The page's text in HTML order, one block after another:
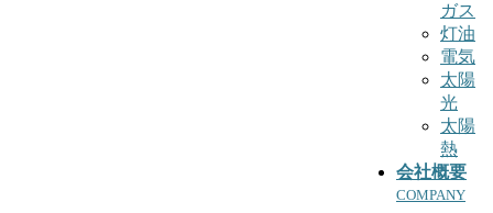
ガス
灯油
電気
太陽
光
太陽
熱
会社概要
COMPANY